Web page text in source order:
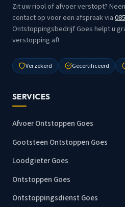
Zit uw riool of afvoer verstopt?
contact op voor een afspraak via
Ontstoppingsbedrijf Goes helpt u
verstopping af!
Verzekerd Gecertificeerd
SERVICES
Afvoer Ontstoppen Goes
Gootsteen Ontstoppen Goes
Loodgieter Goes
Ontstoppen Goes
Ontstoppingsdienst Goes